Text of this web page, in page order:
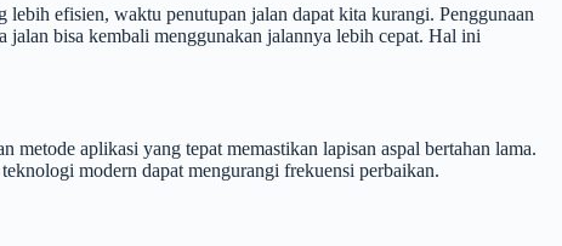
efisien, waktu penutupan jalan dapat kita kurangi. Penggunaan
bisa kembali menggunakan jalannya lebih cepat. Hal ini
aplikasi yang tepat memastikan lapisan aspal bertahan lama.
modern dapat mengurangi frekuensi perbaikan.